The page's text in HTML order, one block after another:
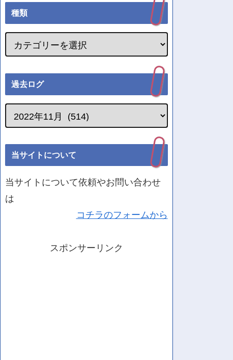
種類
過去ログ
当サイトについて
当サイトについて依頼やお問い合わせ
は
コチラのフォームから
スポンサーリンク